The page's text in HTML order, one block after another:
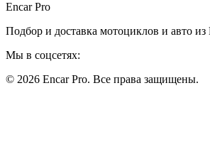
Encar Pro
Подбор и доставка мотоциклов и авто
Мы в соцсетях:
© 2026 Encar Pro. Все права защищены.